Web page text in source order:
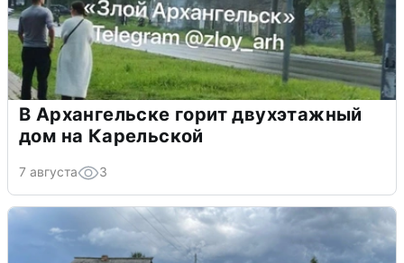
В Архангельске горит двухэтажный
дом на Карельской
7 августа 3